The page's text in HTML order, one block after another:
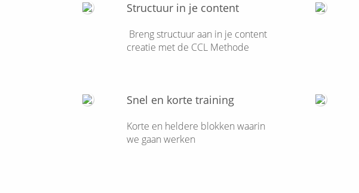
Structuur in je content
Breng structuur aan in je content
creatie met de CCL Methode
Snel en korte training
Korte en heldere blokken waarin
we gaan werken